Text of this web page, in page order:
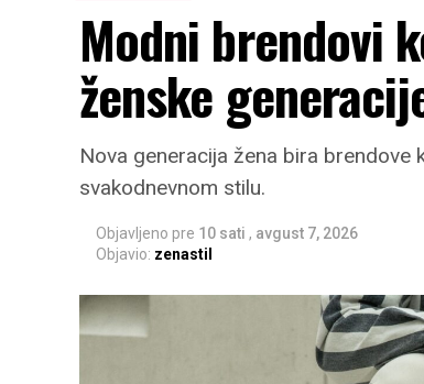
Modni brendovi
ženske
Nova generacija žena bira
svakodnevnom stilu.
Objavljeno pre 10 sati , avgust 7, 2026
Objavio: zenastil